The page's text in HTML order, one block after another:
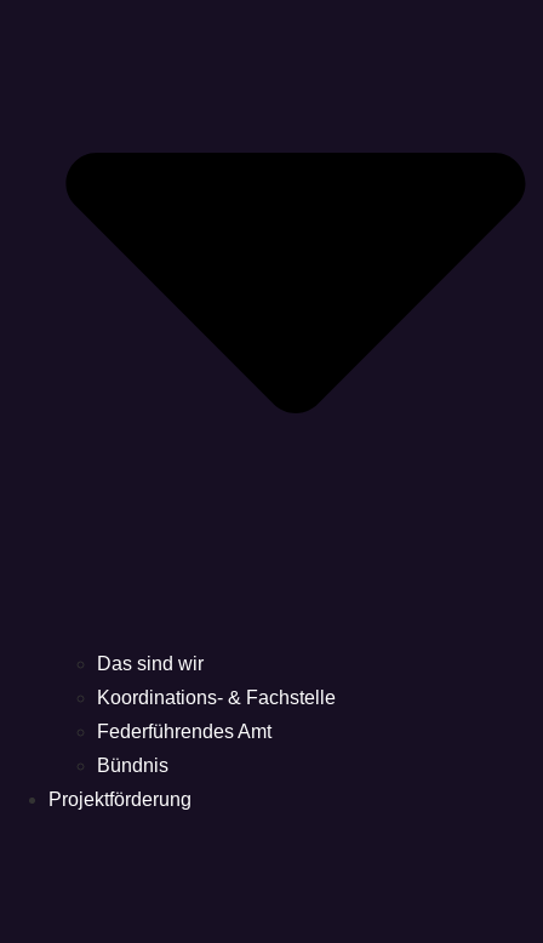
Das sind wir
Koordinations- & Fachstelle
Federführendes Amt
Bündnis
Projektförderung